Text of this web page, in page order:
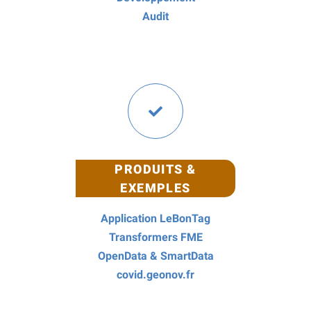
Audit
PRODUITS &
EXEMPLES
Application LeBonTag
Transformers FME
OpenData & SmartData
covid.geonov.fr